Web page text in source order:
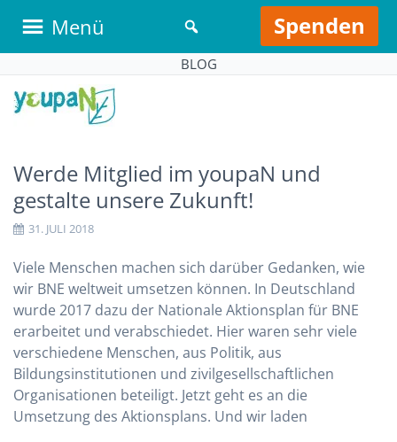
Menü Spenden
BLOG
Werde Mitglied im youpaN und
gestalte unsere Zukunft!
31. JULI 2018
Viele Menschen machen sich darüber Gedanken, wie
wir BNE weltweit umsetzen können. In Deutschland
wurde 2017 dazu der Nationale Aktionsplan für BNE
erarbeitet und verabschiedet. Hier waren sehr viele
verschiedene Menschen, aus Politik, aus
Bildungsinstitutionen und zivilgesellschaftlichen
Organisationen beteiligt. Jetzt geht es an die
Umsetzung des Aktionsplans. Und wir laden